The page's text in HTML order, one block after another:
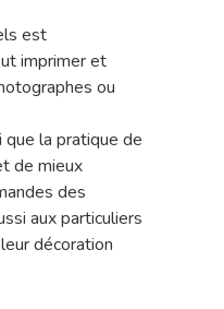
est
imprimer et
ou
la pratique de
de mieux
des
aux particuliers
décoration